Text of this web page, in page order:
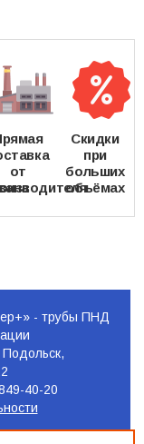
от
Скидки
при
больших
объёмах
- трубы ПНД
Подольск,
40-20